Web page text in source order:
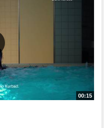
00:15